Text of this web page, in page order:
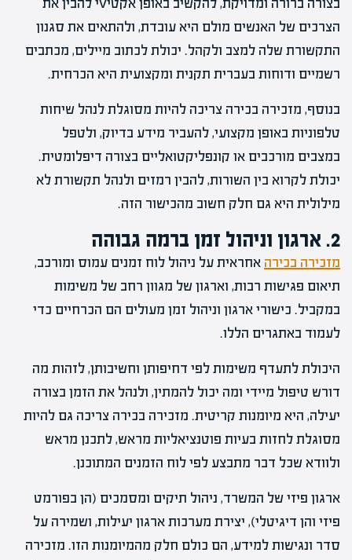
בצורה ברורה ומדויקת, להקשיב באופן אקטיvי להבין את
הצרכים של האנשים מולם היא עובדת, ולהתאים את סגנון
התקשורת שלה למצב ולקהל. יכולת לכתוב מיילים, מכתבים
רשמיים ודוחות בעברית תקנית ומקצועית היא הכרחית.
בנוסף, מזכירה בכירה צריכה להיות מסוגלת לנהל שיחות
טלפוניות באופן מקצועי, להעביר מידע בדיוק, ולטפל
במצבים מורכבים או קונפליקטואליים בצורה דיפלומטית.
יכולת לקרוא בין השורות, להבין רמזים ולנהל תקשורת לא
מילולית היא גם חלק חשוב מהכישור הזה.
2. ארגון וניהול זמן ברמה גבוהה
מזכירה בכירה אחראית על ניהול לוח זמנים עמוס ומורכב,
תיאום פגישות רבות, וארגון של מגוון רחב של משימות
במקביל. כישורי ארגון וניהול זמן מעולים הם הכרחיים כדי
לעמוד באתגרים הללו.
היכולת לתעדף משימות לפי דחיפותן וחשיבותן, לזהות מה
דורש טיפול מיידי ומה יכול להמתין, ולנהל את הזמן בצורה
יעילה, היא מיומנות קריטית. מזכירה בכירה צריכה גם להיות
מסוגלת לחזות בעיות פוטנציאליות מראש, לתכנן מראש
ולוודא שכל דבר מתבצע לפי לוח הזמנים המתוכנן.
ארגון פיזי של המשרד, ניהול תיקים ומסמכים (הן בפורמט
פיזי והן דיגיטלי), יצירת מערכות ארגון יעילות, ושמירה על
סדר ונגישות למידע, הם כולם חלק מהמיומנות הזו. מזכירה